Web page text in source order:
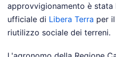
approvvigionamento è
ufficiale di Libera Terra per
riutilizzo sociale dei terreni.